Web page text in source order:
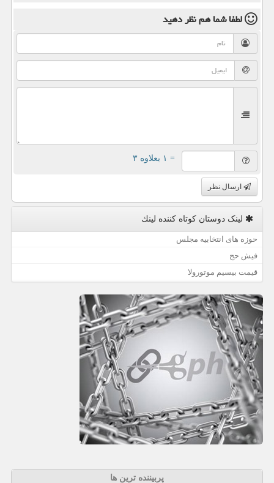
لطفا شما همنظر دهید
= ۱ بعلاوه ۳
ارسال نظر
لینک دوستان كوتاه كننده لینك
حوزه های انتخابیه مجلس
فیش حج
قیمت بیسیم موتورولا
پربیننده ترین ها